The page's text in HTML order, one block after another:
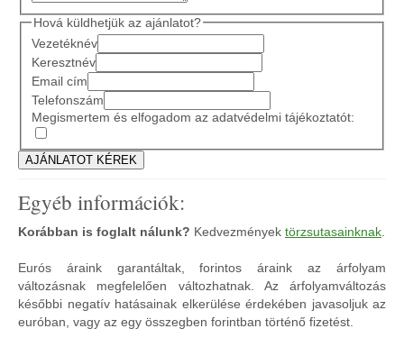
Hová küldhetjük az ajánlatot?
Vezetéknév
Keresztnév
Email cím
Telefonszám
Megismertem és elfogadom az adatvédelmi tájékoztatót:
Egyéb információk:
Korábban is foglalt nálunk? Kedvezmények törzsutasainknak.
Eurós áraink garantáltak, forintos áraink az árfolyam
változásnak megfelelően változhatnak. Az árfolyamváltozás
későbbi negatív hatásainak elkerülése érdekében javasoljuk az
euróban, vagy az egy összegben forintban történő fizetést.